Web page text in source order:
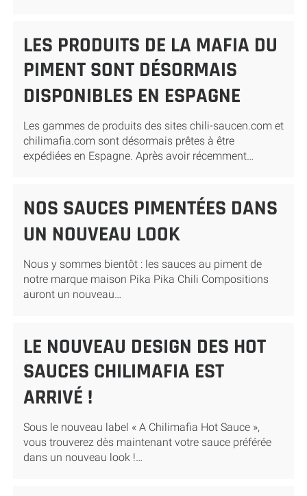
LES PRODUITS DE LA MAFIA DU
PIMENT SONT DÉSORMAIS
DISPONIBLES EN ESPAGNE
Les gammes de produits des sites chili-saucen.com et
chilimafia.com sont désormais prêtes à être
expédiées en Espagne. Après avoir récemment…
NOS SAUCES PIMENTÉES DANS
UN NOUVEAU LOOK
Nous y sommes bientôt : les sauces au piment de
notre marque maison Pika Pika Chili Compositions
auront un nouveau…
LE NOUVEAU DESIGN DES HOT
SAUCES CHILIMAFIA EST
ARRIVÉ !
Sous le nouveau label « A Chilimafia Hot Sauce »,
vous trouverez dès maintenant votre sauce préférée
dans un nouveau look !…